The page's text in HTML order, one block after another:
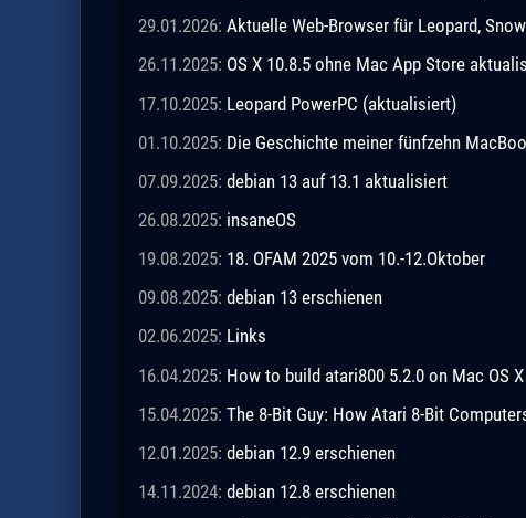
29.01.2026: Aktuelle Web-Browser für Leopard,
26.11.2025: OS X 10.8.5 ohne Mac App Store
17.10.2025: Leopard PowerPC (aktualisiert)
01.10.2025: Die Geschichte meiner fünfzehn
07.09.2025: debian 13 auf 13.1 aktualisiert
26.08.2025: insaneOS
19.08.2025: 18. OFAM 2025 vom 10.-12.Oktober
09.08.2025: debian 13 erschienen
02.06.2025: Links
16.04.2025: How to build atari800 5.2.0 on Mac OS
15.04.2025: The 8-Bit Guy: How Atari 8-Bit
12.01.2025: debian 12.9 erschienen
14.11.2024: debian 12.8 erschienen